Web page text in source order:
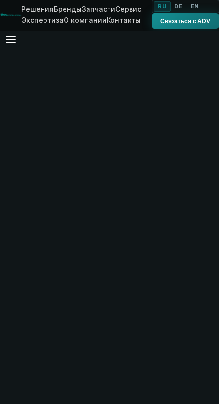
РешенияБрендыЗапчастиСервис
ЭкспертизаО компанииКонтакты
RU DE EN
Связаться с ADV